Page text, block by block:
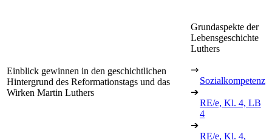
Einblick gewinnen in den geschichtlichen
Hintergrund des Reformationstags und das
Wirken Martin Luthers
Grundaspekte der
Lebensgeschichte
Luthers
⇒
Sozialkompetenz
➔
RE/e, Kl. 4, LB
4
➔
RE/e, Kl. 4,